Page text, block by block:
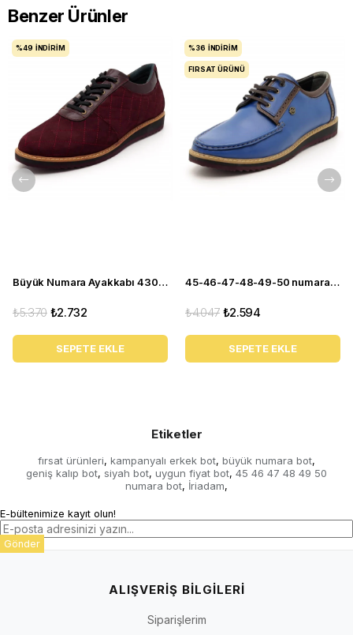
Benzer Ürünler
Büyük Numara Ayakkabı 4308-BORDO
₺2.732
₺5.370
SEPETE EKLE
%49 İNDIRIM
45-46-47-48-49-50 numara 4360 EVA Mavi Büyük Numara Ayakkabı
₺2.594
₺4.047
SEPETE EKLE
%36 İNDIRIM
FIRSAT ÜRÜNÜ
Etiketler
fırsat ürünleri, kampanyalı erkek bot, büyük numara bot,
geniş kalıp bot, siyah bot, uygun fiyat bot, 45 46 47 48 49 50
numara bot, İriadam,
E-bültenimize kayıt olun!
Gönder
ALIŞVERİŞ BİLGİLERİ
Siparişlerim